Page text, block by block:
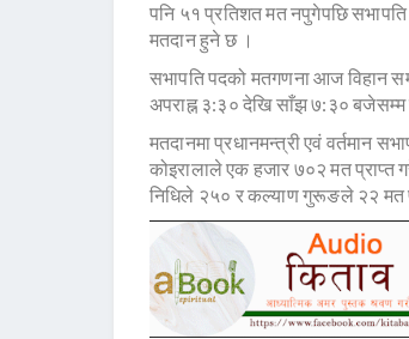
पनि ५१ प्रतिशत मत नपुगेपछि
मतदान हुने छ ।
सभापति पदको मतगणना आज विहान
अपराह्न ३:३० देखि साँझ ७:३० बजेसम्म
मतदानमा प्रधानमन्त्री एवं वर्तमान
कोइरालाले एक हजार ७०२ मत प्राप्त
निधिले २५० र कल्याण गुरूङले २२ मत